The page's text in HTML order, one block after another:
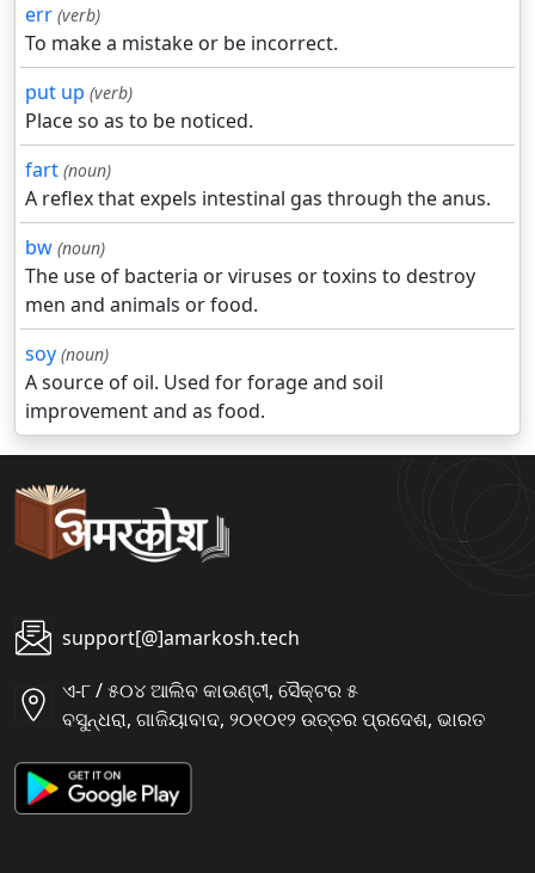
err (verb)
To make a mistake or be incorrect.
put up (verb)
Place so as to be noticed.
fart (noun)
A reflex that expels intestinal gas through the anus.
bw (noun)
The use of bacteria or viruses or toxins to destroy
men and animals or food.
soy (noun)
A source of oil. Used for forage and soil
improvement and as food.
support[@]amarkosh.tech
ଏ-୮ / ୫୦୪ ଆଲିବ କାଉଣ୍ଟୀ, ସୈକ୍ଟର ୫
ବସୁନ୍ଧରା, ଗାଜିୟାବାଦ, ୨୦୧୦୧୨ ଉତ୍ତର ପ୍ରଦେଶ, ଭାରତ